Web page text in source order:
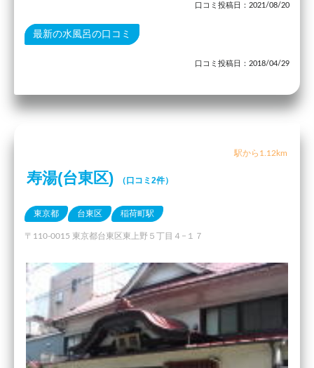
口コミ投稿日：2021/08/20
最新の水風呂の口コミ
口コミ投稿日：2018/04/29
駅から1.12km
寿湯(台東区) （口コミ2件）
東京都 台東区 稲荷町駅
〒110-0015 東京都台東区東上野５丁目４−１７